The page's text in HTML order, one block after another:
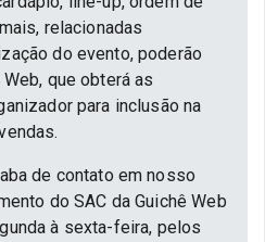
relacionadas
do evento, poderão
que obterá as
para inclusão na
de contato em nosso
do SAC da Guichê Web
à sexta-feira, pelos